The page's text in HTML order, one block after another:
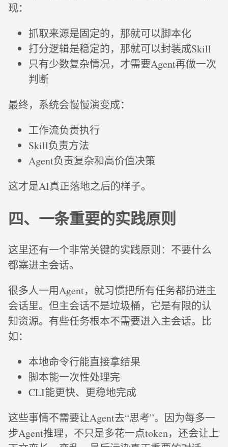
现：
抓取来源是固定的，那就可以脚本化
打分逻辑是稳定的，那就可以封装成Skill
只有少数复杂情况，才需要Agent再做一次
判断
最终，系统会慢慢演变成：
工作流负责执行
Skill负责方法
Agent负责复杂和高价值决策
这才是AI真正落地之后的样子。
四、一条重要的实践原则
这里还有一个非常关键的实践原则：不要什么
都塞进主会话。
很多人一用Agent，就习惯把所有任务都扔进主
会话里。但主会话不是垃圾桶，它是有限的认
知资源。有些任务根本不需要进入主会话。比
如：
本地命令行能直接拿结果
脚本能一次性处理完
CLI能更快、更稳地完成
这些事情不需要让Agent去“思考”。因为每多一
步Agent推理，不只是多花一点token，还会让上